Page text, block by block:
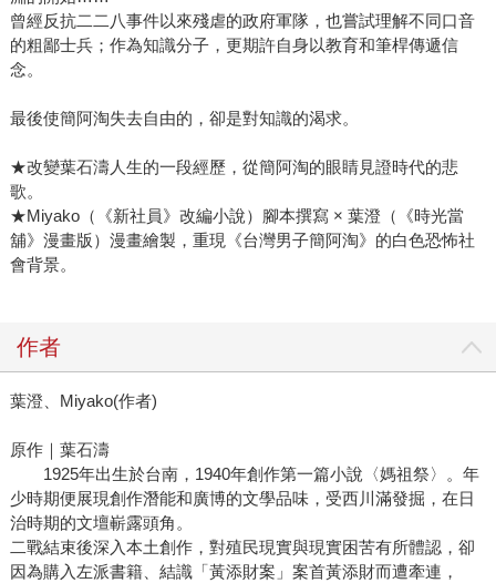
曾經反抗二二八事件以來殘虐的政府軍隊，也嘗試理解不同口音
的粗鄙士兵；作為知識分子，更期許自身以教育和筆桿傳遞信
念。
最後使簡阿淘失去自由的，卻是對知識的渴求。
★改變葉石濤人生的一段經歷，從簡阿淘的眼睛見證時代的悲
歌。
★Miyako（《新社員》改編小說）腳本撰寫 × 葉澄（《時光當
舖》漫畫版）漫畫繪製，重現《台灣男子簡阿淘》的白色恐怖社
會背景。
作者
葉澄、Miyako(作者)
原作｜葉石濤
1925年出生於台南，1940年創作第一篇小說〈媽祖祭〉。年
少時期便展現創作潛能和廣博的文學品味，受西川滿發掘，在日
治時期的文壇嶄露頭角。
二戰結束後深入本土創作，對殖民現實與現實困苦有所體認，卻
因為購入左派書籍、結識「黃添財案」案首黃添財而遭牽連，